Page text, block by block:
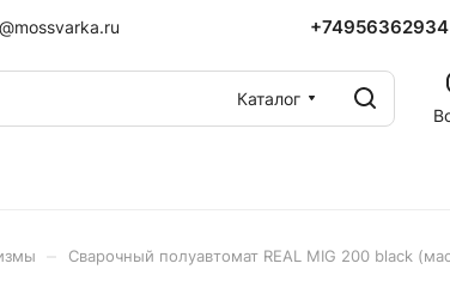
+74956362934
Каталог
Сварочный полуавтомат REAL MIG 200 black